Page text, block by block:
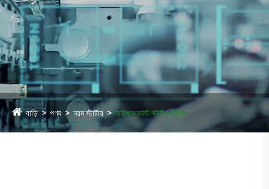
বাড়ি পণ্য নরম স্টার্টার বাইপাস সফট স্টার্টার নির্মিত